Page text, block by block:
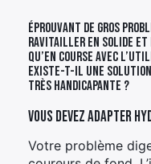
Éprouvant de gros
ravitailler en solide et
qu’en course avec
existe-t-il une
très handicapante ?
Vous devez adapter
Votre problème